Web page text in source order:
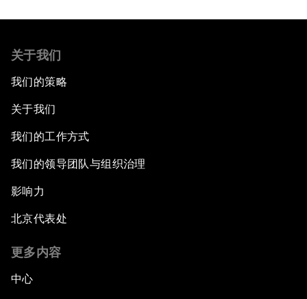
关于我们
我们的策略
关于我们
我们的工作方式
我们的领导团队与组织治理
影响力
北京代表处
更多内容
中心